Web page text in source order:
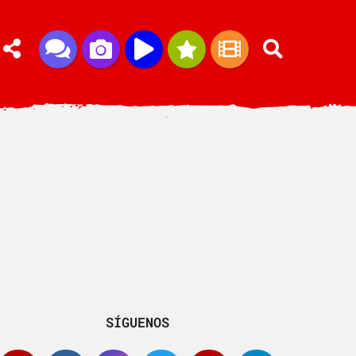
SÍGUENOS